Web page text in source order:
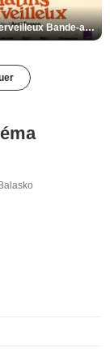
Les Matins merveilleux Bande-annonce VF